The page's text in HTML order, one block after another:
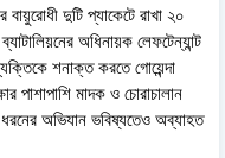
দুটি প্যাকেটে রাখা ২০
অধিনায়ক লেফটেন্যান্ট
শনাক্ত করতে গোয়েন্দা
পাশাপাশি মাদক ও চোরাচালান
অভিযান ভবিষ্যতেও অব্যাহত